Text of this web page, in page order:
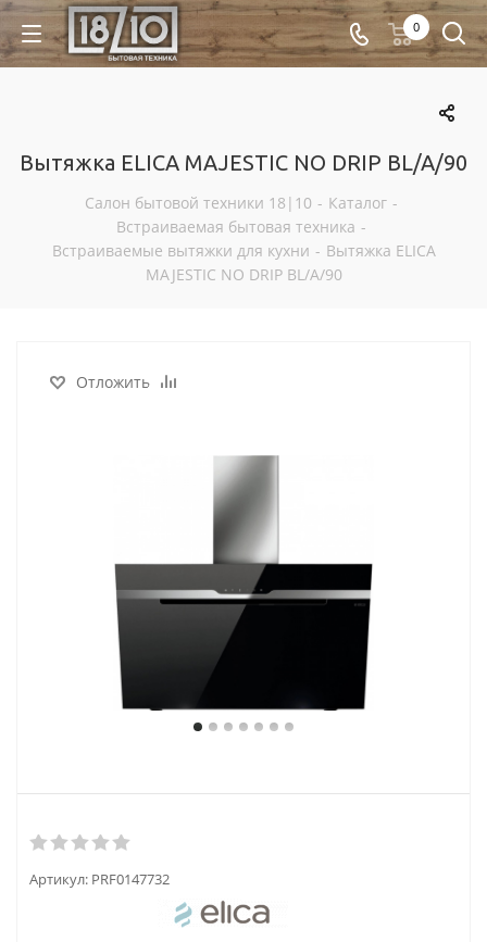
0
Вытяжка ELICA MAJESTIC NO DRIP BL/A/90
Салон бытовой техники 18|10 - Каталог -
Встраиваемая бытовая техника -
Встраиваемые вытяжки для кухни - Вытяжка ELICA
MAJESTIC NO DRIP BL/A/90
Отложить
Артикул: PRF0147732